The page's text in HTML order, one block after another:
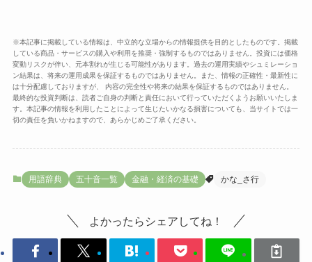
※本記事に掲載している情報は、中立的な立場からの情報提供を目的としたものです。掲載
している商品・サービスの購入や利用を推奨・強制するものではありません。投資には価格
変動リスクが伴い、元本割れが生じる可能性があります。過去の運用実績やシュミレーショ
ン結果は、将来の運用成果を保証するものではありません。また、情報の正確性・最新性に
は十分配慮しておりますが、 内容の完全性や将来の結果を保証するものではありません。
最終的な投資判断は、読者ご自身の判断と責任において行っていただくようお願いいたしま
す。本記事の情報を利用したことによって生じたいかなる損害についても、当サイトでは一
切の責任を負いかねますので、あらかじめご了承ください。
用語辞典 五十音一覧 金融・経済の基礎 かな_さ行
よかったらシェアしてね！